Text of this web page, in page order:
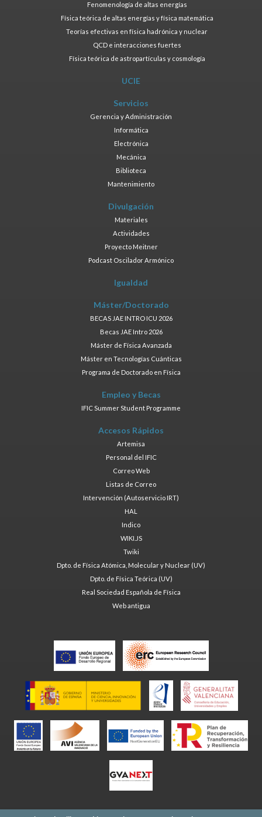
Fenomenología de altas energías
Física teórica de altas energías y física matemática
Teorías efectivas en física hadrónica y nuclear
QCD e interacciones fuertes
Física teórica de astropartículas y cosmología
UCIE
Servicios
Gerencia y Administración
Informática
Electrónica
Mecánica
Biblioteca
Mantenimiento
Divulgación
Materiales
Actividades
Proyecto Meitner
Podcast Oscilador Armónico
Igualdad
Máster/Doctorado
BECAS JAE INTRO ICU 2026
Becas JAE Intro 2026
Máster de Física Avanzada
Máster en Tecnologías Cuánticas
Programa de Doctorado en Física
Empleo y Becas
IFIC Summer Student Programme
Accesos Rápidos
Artemisa
Personal del IFIC
Correo Web
Listas de Correo
Intervención (Autoservicio IRT)
HAL
Indico
WIKI.JS
Twiki
Dpto. de Física Atómica, Molecular y Nuclear (UV)
Dpto. de Física Teórica (UV)
Real Sociedad Española de Física
Web antigua